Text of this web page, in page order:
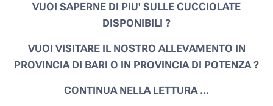
VUOI SAPERNE DI PIU' SULLE CUCCIOLATE
DISPONIBILI ?
VUOI VISITARE IL NOSTRO ALLEVAMENTO IN
PROVINCIA DI BARI O IN PROVINCIA DI POTENZA ?
CONTINUA NELLA LETTURA ...